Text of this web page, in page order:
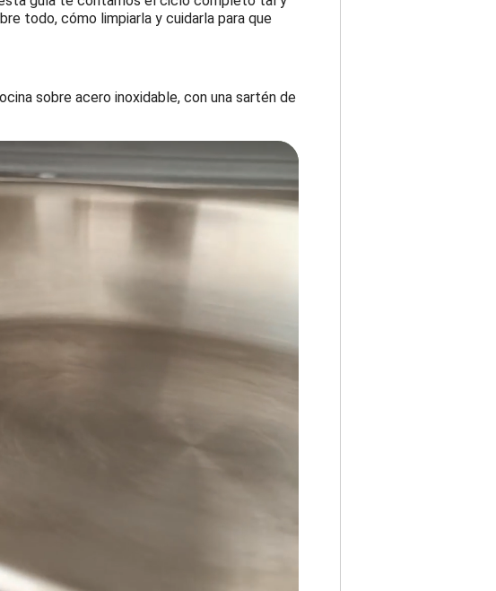
todo, cómo limpiarla y cuidarla para que
sobre acero inoxidable, con una sartén de